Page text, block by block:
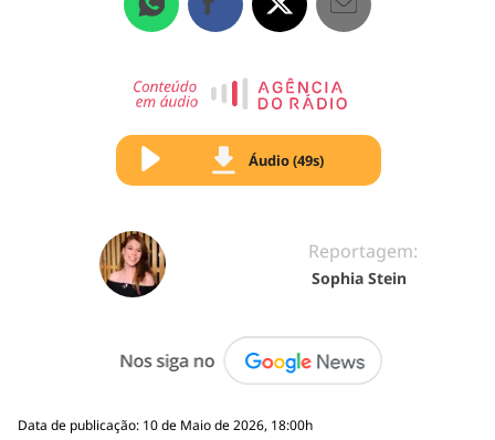
Áudio (49s)
Reportagem:
Sophia Stein
Data de publicação: 10 de Maio de 2026, 18:00h